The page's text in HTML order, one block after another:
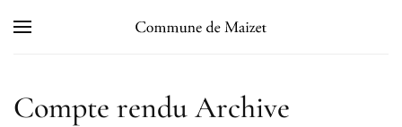
Compte rendu Archive